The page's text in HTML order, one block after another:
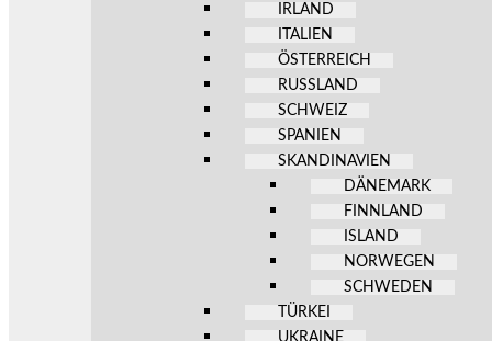
IRLAND
ITALIEN
ÖSTERREICH
RUSSLAND
SCHWEIZ
SPANIEN
SKANDINAVIEN
DÄNEMARK
FINNLAND
ISLAND
NORWEGEN
SCHWEDEN
TÜRKEI
UKRAINE